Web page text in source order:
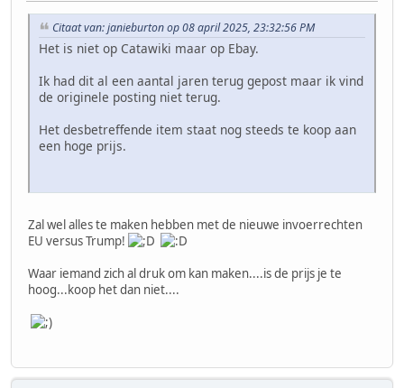
Citaat van: janieburton op 08 april 2025, 23:32:56 PM
Het is niet op Catawiki maar op Ebay.
Ik had dit al een aantal jaren terug gepost maar ik vind
de originele posting niet terug.
Het desbetreffende item staat nog steeds te koop aan
een hoge prijs.
Zal wel alles te maken hebben met de nieuwe invoerrechten
EU versus Trump!
Waar iemand zich al druk om kan maken....is de prijs je te
hoog...koop het dan niet....